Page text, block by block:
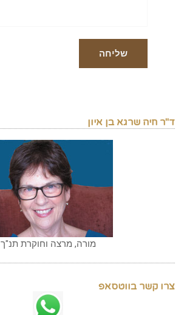
ד"ר חיה שרגא בן איון
מורה, מרצה וחוקרת תנ"ך
צרו קשר בווטסאפ